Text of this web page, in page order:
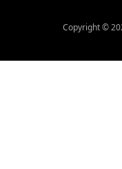
Copyright ©